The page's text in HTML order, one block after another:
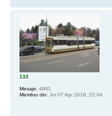
133
Mesaje: 4861
Membru din: Joi 07 Apr 2016, 22:04